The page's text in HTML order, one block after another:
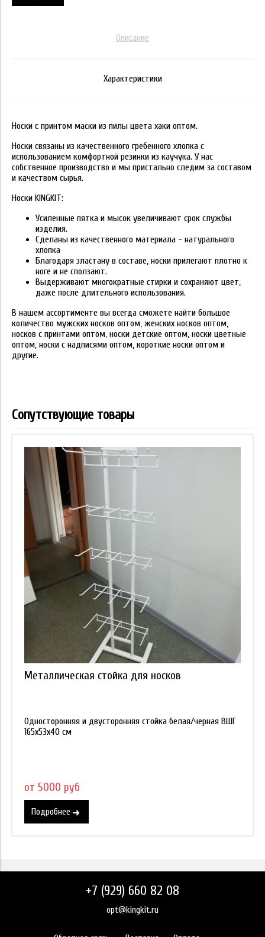
Описание
Характеристики
Носки с принтом маски из пилы цвета хаки оптом.
Носки связаны из качественного гребенного хлопка с
использованием комфортной резинки из каучука. У нас
собственное производство и мы пристально следим за составом
и качеством сырья.
Носки KINGKIT:
Усиленные пятка и мысок увеличивают срок службы
изделия.
Сделаны из качественного материала - натурального
хлопка
Благодаря эластану в составе, носки прилегают плотно к
ноге и не сползают.
Выдерживают многократные стирки и сохраняют цвет,
даже после длительного использования.
В нашем ассортименте вы всегда сможете найти большое
количество мужских носков оптом, женских носков оптом,
носков с принтами оптом, носки детские оптом, носки цветные
оптом, носки с надписями оптом, короткие носки оптом и
другие.
Сопутствующие товары
Металлическая стойка для носков
Односторонняя и двусторонняя стойка белая/черная ВШГ
165х53х40 см
от 5000 руб
Подробнее
+7 (929) 660 82 08
opt@kingkit.ru